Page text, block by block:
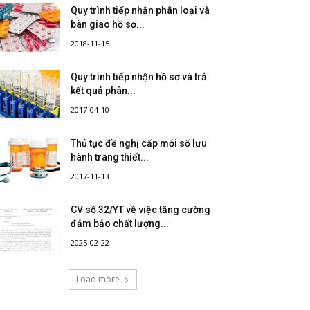
Quy trình tiếp nhận phân loại và
bàn giao hồ sơ...
2018-11-15
Quy trình tiếp nhận hồ sơ và trả
kết quả phân...
2017-04-10
Thủ tục đề nghị cấp mới số lưu
hành trang thiết...
2017-11-13
CV số 32/YT về việc tăng cường
đảm bảo chất lượng...
2025-02-22
Load more